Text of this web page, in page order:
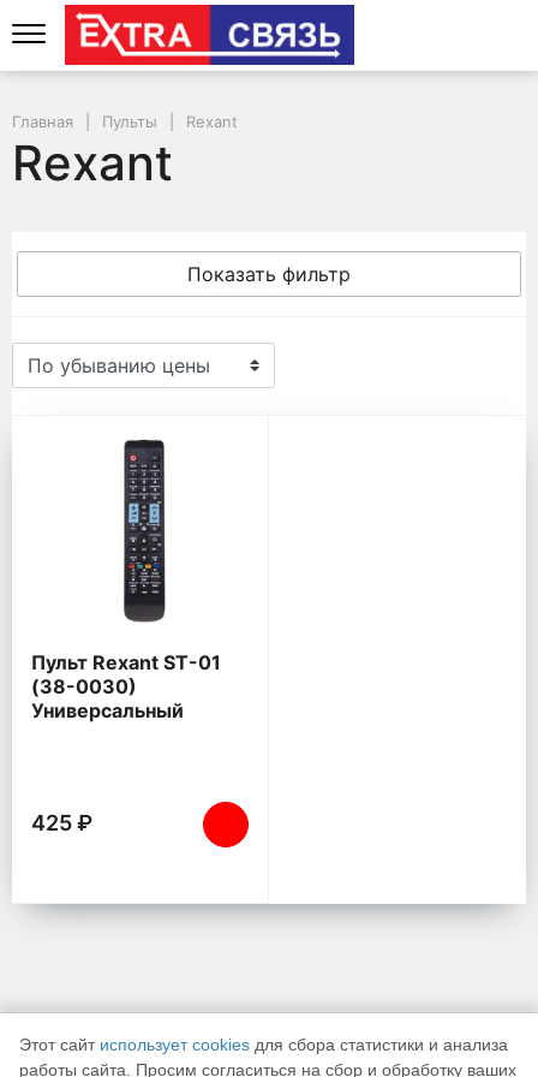
Главная Пульты Rexant
Rexant
Показать фильтр
Rexant
Пульт Rexant ST-01
(38-0030)
Универсальный
425 ₽
Этот сайт использует cookies для сбора статистики и анализа
работы сайта. Просим согласиться на сбор и обработку ваших